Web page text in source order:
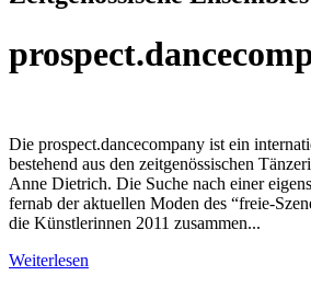
Die prospect.dancecompany ist ein
bestehend aus den zeitgenössischen
Anne Dietrich. Die Suche nach einer
fernab der aktuellen Moden des “freie-
die Künstlerinnen 2011 zusammen...
Weiterlesen